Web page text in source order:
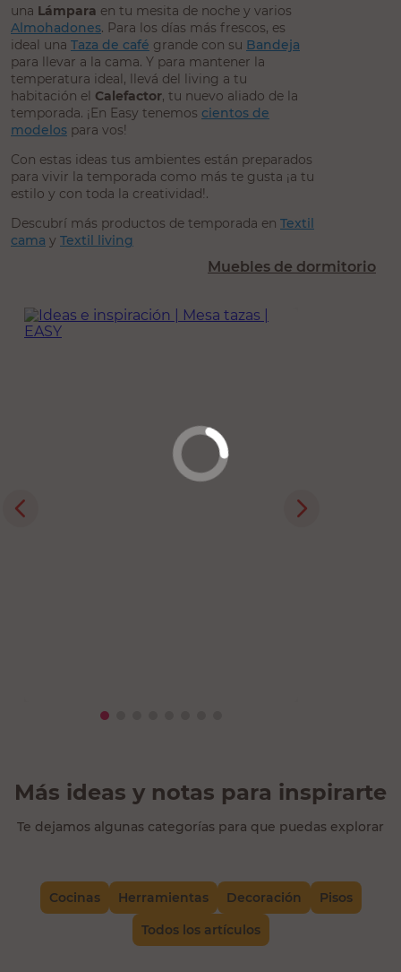
una Lámpara en tu mesita de noche y varios
Almohadones. Para los días más frescos, es
ideal una Taza de café grande con su Bandeja
para llevar a la cama. Y para mantener la
temperatura ideal, llevá del living a tu
habitación el Calefactor, tu nuevo aliado de la
temporada. ¡En Easy tenemos cientos de
modelos para vos!
Con estas ideas tus ambientes están preparados
para vivir la temporada como más te gusta ¡a tu
estilo y con toda la creatividad!.
Descubrí más productos de temporada en Textil
cama y Textil living
Muebles de dormitorio
Más ideas y notas para inspirarte
Te dejamos algunas categorías para que puedas explorar
Cocinas Herramientas Decoración
Pisos
Todos los artículos